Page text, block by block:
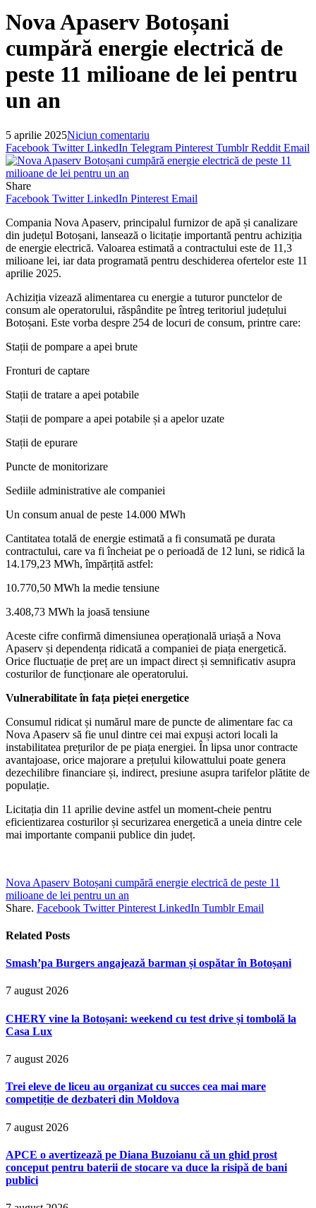
Nova Apaserv Botoșani
cumpără energie electrică de
peste 11 milioane de lei pentru
un an
5 aprilie 2025Niciun comentariu
Facebook Twitter LinkedIn Telegram Pinterest Tumblr Reddit Email
Share
Facebook Twitter LinkedIn Pinterest Email
Compania Nova Apaserv, principalul furnizor de apă și canalizare
din județul Botoșani, lansează o licitație importantă pentru achiziția
de energie electrică. Valoarea estimată a contractului este de 11,3
milioane lei, iar data programată pentru deschiderea ofertelor este 11
aprilie 2025.
Achiziția vizează alimentarea cu energie a tuturor punctelor de
consum ale operatorului, răspândite pe întreg teritoriul județului
Botoșani. Este vorba despre 254 de locuri de consum, printre care:
Stații de pompare a apei brute
Fronturi de captare
Stații de tratare a apei potabile
Stații de pompare a apei potabile și a apelor uzate
Stații de epurare
Puncte de monitorizare
Sediile administrative ale companiei
Un consum anual de peste 14.000 MWh
Cantitatea totală de energie estimată a fi consumată pe durata
contractului, care va fi încheiat pe o perioadă de 12 luni, se ridică la
14.179,23 MWh, împărțită astfel:
10.770,50 MWh la medie tensiune
3.408,73 MWh la joasă tensiune
Aceste cifre confirmă dimensiunea operațională uriașă a Nova
Apaserv și dependența ridicată a companiei de piața energetică.
Orice fluctuație de preț are un impact direct și semnificativ asupra
costurilor de funcționare ale operatorului.
Vulnerabilitate în fața pieței energetice
Consumul ridicat și numărul mare de puncte de alimentare fac ca
Nova Apaserv să fie unul dintre cei mai expuși actori locali la
instabilitatea prețurilor de pe piața energiei. În lipsa unor contracte
avantajoase, orice majorare a prețului kilowattului poate genera
dezechilibre financiare și, indirect, presiune asupra tarifelor plătite de
populație.
Licitația din 11 aprilie devine astfel un moment-cheie pentru
eficientizarea costurilor și securizarea energetică a uneia dintre cele
mai importante companii publice din județ.
Nova Apaserv Botoșani cumpără energie electrică de peste 11
milioane de lei pentru un an
Share. Facebook Twitter Pinterest LinkedIn Tumblr Email
Related Posts
Smash’pa Burgers angajează barman și ospătar în Botoșani
7 august 2026
CHERY vine la Botoșani: weekend cu test drive și tombolă la
Casa Lux
7 august 2026
Trei eleve de liceu au organizat cu succes cea mai mare
competiție de dezbateri din Moldova
7 august 2026
APCE o avertizează pe Diana Buzoianu că un ghid prost
conceput pentru baterii de stocare va duce la risipă de bani
publici